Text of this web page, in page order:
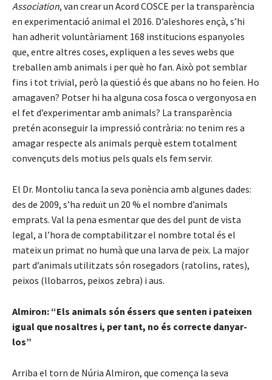
Association, van crear un Acord COSCE per la transparència
en experimentació animal el 2016. D’aleshores ençà, s’hi
han adherit voluntàriament 168 institucions espanyoles
que, entre altres coses, expliquen a les seves webs que
treballen amb animals i per què ho fan. Això pot semblar
fins i tot trivial, però la qüestió és que abans no ho feien. Ho
amagaven? Potser hi ha alguna cosa fosca o vergonyosa en
el fet d’experimentar amb animals? La transparència
pretén aconseguir la impressió contrària: no tenim res a
amagar respecte als animals perquè estem totalment
convençuts dels motius pels quals els fem servir.
El Dr. Montoliu tanca la seva ponència amb algunes dades:
des de 2009, s’ha reduït un 20 % el nombre d’animals
emprats. Val la pena esmentar que des del punt de vista
legal, a l’hora de comptabilitzar el nombre total és el
mateix un primat no humà que una larva de peix. La major
part d’animals utilitzats són rosegadors (ratolins, rates),
peixos (llobarros, peixos zebra) i aus.
Almiron: “Els animals són éssers que senten i pateixen
igual que nosaltres i, per tant, no és correcte danyar-
los”
Arriba el torn de Núria Almiron, que comença la seva